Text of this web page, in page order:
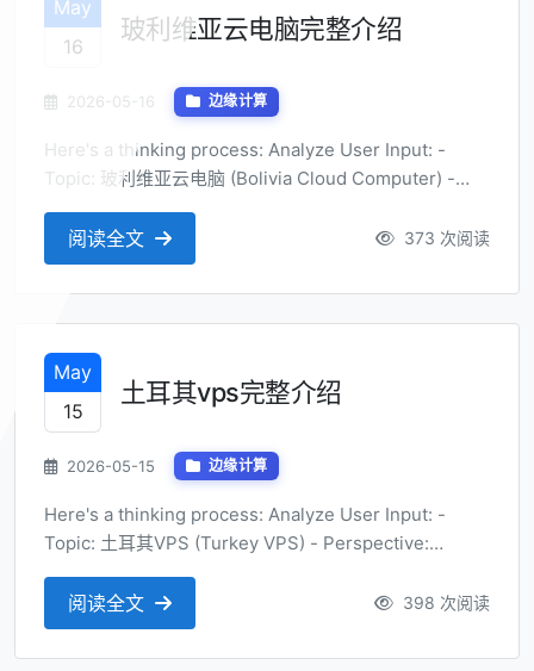
May
16
玻利维亚云电脑完整介绍
2026-05-16 边缘计算
Here's a thinking process: Analyze User Input: -
Topic: 玻利维亚云电脑 (Bolivia Cloud Computer) -
Perspective: 应用场景探讨 (Application Scenario
Exploration) - Title Style: 结论式 (Conclus...
阅读全文 373 次阅读
May
15
土耳其vps完整介绍
2026-05-15 边缘计算
Here's a thinking process: Analyze User Input: -
Topic: 土耳其VPS (Turkey VPS) - Perspective:
Angle: Buying guide/Selectio...
阅读全文 398 次阅读